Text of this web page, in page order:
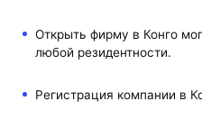
Открыть фирму в Конго
любой резидентности.
Регистрация компании в